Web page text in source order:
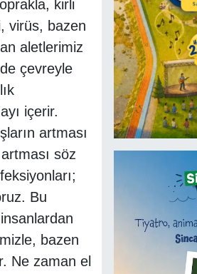
kirli
virüs, bazen
aletlerimiz
çevreyle
içerir.
artması
söz
Bu
bazen
Ne zaman el